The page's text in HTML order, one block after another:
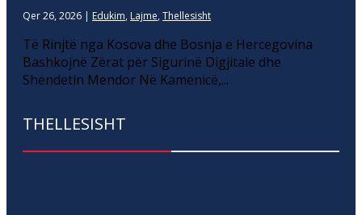
Qer 26, 2026 | Edukim, Lajme, Thellesisht
Të Rinjtë nga Kosova dhe Bosnja e Hercegovina
Bashkojnë Zërat për Sigurinë Digjitale dhe
Shëndetin Mendor Në Kamenicë,...
THELLESISHT